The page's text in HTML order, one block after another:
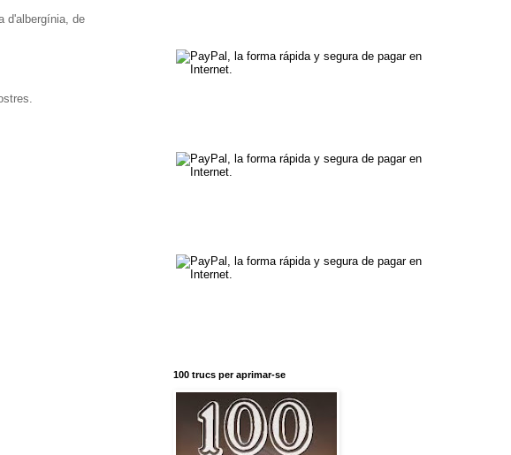
d'albergínia, de
100 trucs per aprimar-se